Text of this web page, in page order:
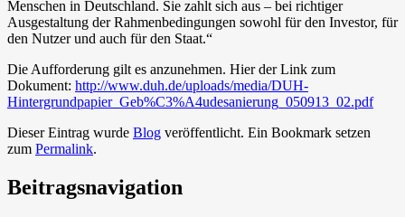
Menschen in Deutschland. Sie zahlt sich aus – bei richtiger
Ausgestaltung der Rahmenbedingungen sowohl für den Investor, für
den Nutzer und auch für den Staat.“
Die Aufforderung gilt es anzunehmen. Hier der Link zum
Dokument: http://www.duh.de/uploads/media/DUH-
Hintergrundpapier_Geb%C3%A4udesanierung_050913_02.pdf
Dieser Eintrag wurde Blog veröffentlicht. Ein Bookmark setzen
zum Permalink.
Beitragsnavigation